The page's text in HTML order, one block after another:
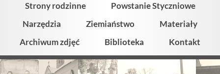
Strony rodzinne
Powstanie Styczniowe
Narzędzia
Ziemiaństwo
Materiały
Archiwum zdjęć
Biblioteka Kontakt